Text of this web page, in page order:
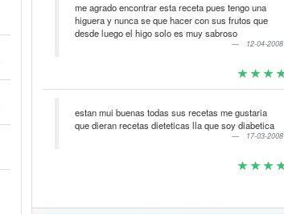
me agrado encontrar esta receta pues tengo una
higuera y nunca se que hacer con sus frutos que
desde luego el higo solo es muy sabroso
12-04-2008
estan mui buenas todas sus recetas me gustaria
que dieran recetas dieteticas lla que soy diabetica
17-03-2008